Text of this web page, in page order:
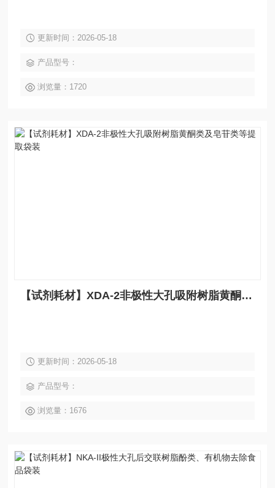
更新时间：2026-05-18
产品型号：
浏览量：1720
【试剂耗材】XDA-2非极性大孔吸附树脂黄酮类及皂苷类等提取袋装
更新时间：2026-05-18
产品型号：
浏览量：1676